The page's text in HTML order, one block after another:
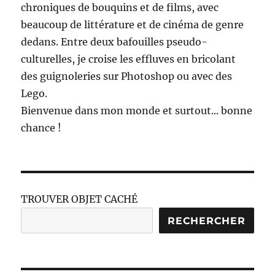
chroniques de bouquins et de films, avec
beaucoup de littérature et de cinéma de genre
dedans. Entre deux bafouilles pseudo-
culturelles, je croise les effluves en bricolant
des guignoleries sur Photoshop ou avec des
Lego.
Bienvenue dans mon monde et surtout... bonne
chance !
TROUVER OBJET CACHÉ
RECHERCHER